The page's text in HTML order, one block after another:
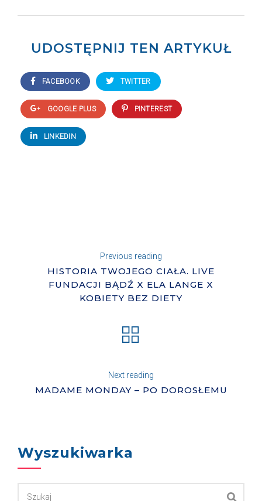
UDOSTĘPNIJ TEN ARTYKUŁ
FACEBOOK TWITTER
GOOGLE PLUS PINTEREST
LINKEDIN
Previous reading
HISTORIA TWOJEGO CIAŁA. LIVE
FUNDACJI BĄDŹ X ELA LANGE X
KOBIETY BEZ DIETY
Next reading
MADAME MONDAY – PO DOROSŁEMU
Wyszukiwarka